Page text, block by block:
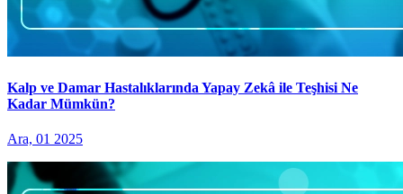
Kalp ve Damar Hastalıklarında Yapay Zekâ ile Teşhisi Ne
Kadar Mümkün?
Ara, 01 2025